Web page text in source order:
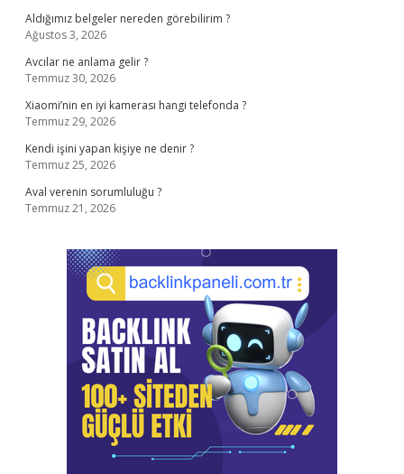
Aldığımız belgeler nereden görebilirim ?
Ağustos 3, 2026
Avcılar ne anlama gelir ?
Temmuz 30, 2026
Xiaomi’nin en iyi kamerası hangi telefonda ?
Temmuz 29, 2026
Kendi işini yapan kişiye ne denir ?
Temmuz 25, 2026
Aval verenin sorumluluğu ?
Temmuz 21, 2026